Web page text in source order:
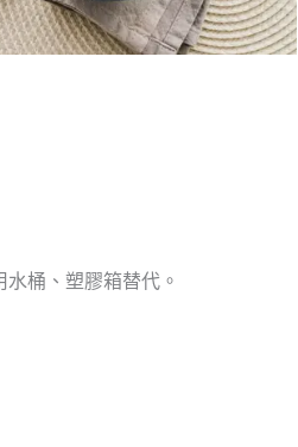
桶、塑膠箱替代。